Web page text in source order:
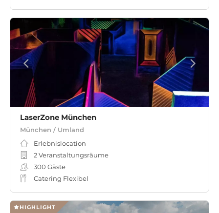
LaserZone München
München / Umland
Erlebnislocation
2 Veranstaltungsräume
300 Gäste
Catering Flexibel
HIGHLIGHT